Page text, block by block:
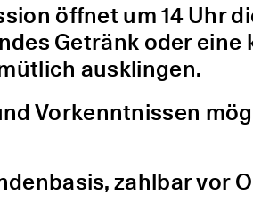
öffnet um 14 Uhr
Getränk oder eine
ausklingen.
Vorkenntnissen
zahlbar vor